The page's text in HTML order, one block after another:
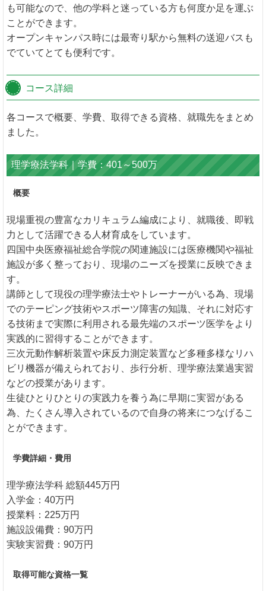
も可能なので、他の学科と迷っている方も何度か足を運ぶ
ことができます。
オープンキャンパス時には最寄り駅から無料の送迎バスも
でていてとても便利です。
コース詳細
各コースで概要、学費、取得できる資格、就職先をまとめ
ました。
理学療法学科｜学費：401～500万
概要
現場重視の豊富なカリキュラム編成により、就職後、即戦
力として活躍できる人材育成をしています。
四国中央医療福祉総合学院の関連施設には医療機関や福祉
施設が多く整っており、現場のニーズを授業に反映できま
す。
講師として現役の理学療法士やトレーナーがいる為、現場
でのテーピング技術やスポーツ障害の知識、それに対応す
る技術まで実際に利用される最先端のスポーツ医学をより
実践的に習得することができます。
三次元動作解析装置や床反力測定装置など多種多様なリハ
ビリ機器が備えられており、歩行分析、理学療法業過実習
などの授業があります。
生徒ひとりひとりの実践力を養う為に早期に実習がある
為、たくさん導入されているので自身の将来につなげるこ
とができます。
学費詳細・費用
理学療法学科 総額445万円
入学金：40万円
授業料：225万円
施設設備費：90万円
実験実習費：90万円
取得可能な資格一覧